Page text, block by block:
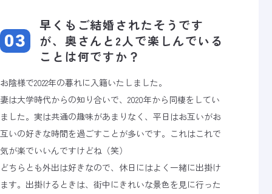
早くもご結婚されたそうです
が、奥さんと2人で楽しんでいる
ことは何ですか？
お陰様で2022年の暮れに入籍いたしました。
妻は大学時代からの知り合いで、2020年から同棲をしてい
ました。実は共通の趣味があまりなく、平日はお互いがお
互いの好きな時間を過ごすことが多いです。これはこれで
気が楽でいいんですけどね（笑）
どちらとも外出は好きなので、休日にはよく一緒に出掛け
ます。出掛けるときは、街中にきれいな景色を見に行った